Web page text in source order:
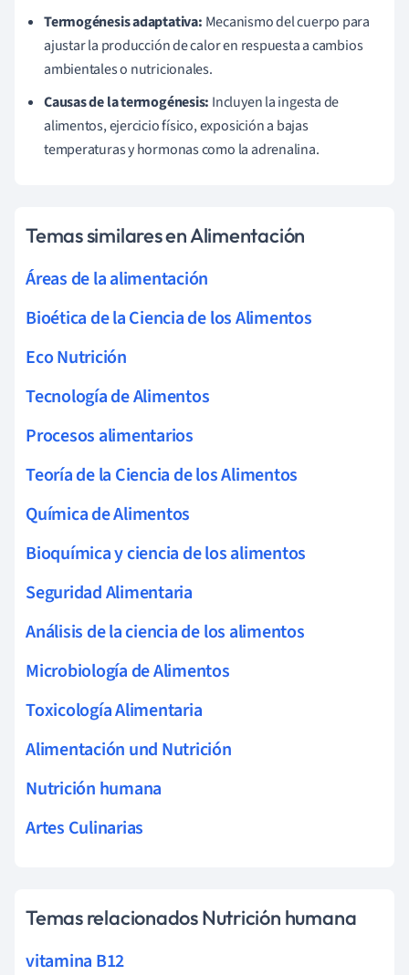
Termogénesis adaptativa: Mecanismo del cuerpo para
ajustar la producción de calor en respuesta a cambios
ambientales o nutricionales.
Causas de la termogénesis: Incluyen la ingesta de
alimentos, ejercicio físico, exposición a bajas
temperaturas y hormonas como la adrenalina.
Temas similares en Alimentación
Áreas de la alimentación
Bioética de la Ciencia de los Alimentos
Eco Nutrición
Tecnología de Alimentos
Procesos alimentarios
Teoría de la Ciencia de los Alimentos
Química de Alimentos
Bioquímica y ciencia de los alimentos
Seguridad Alimentaria
Análisis de la ciencia de los alimentos
Microbiología de Alimentos
Toxicología Alimentaria
Alimentación und Nutrición
Nutrición humana
Artes Culinarias
Temas relacionados Nutrición humana
vitamina B12